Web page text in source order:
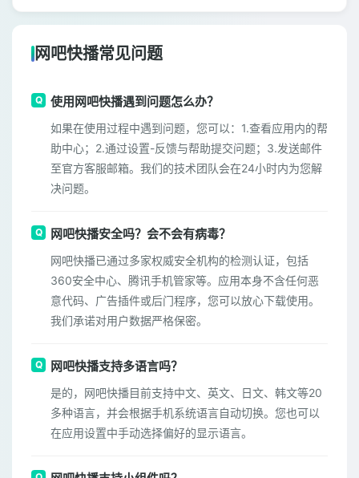
网吧快播常见问题
使用网吧快播遇到问题怎么办？
如果在使用过程中遇到问题，您可以：1.查看应用内的帮
助中心；2.通过设置-反馈与帮助提交问题；3.发送邮件
至官方客服邮箱。我们的技术团队会在24小时内为您解
决问题。
网吧快播安全吗？会不会有病毒？
网吧快播已通过多家权威安全机构的检测认证，包括
360安全中心、腾讯手机管家等。应用本身不含任何恶
意代码、广告插件或后门程序，您可以放心下载使用。
我们承诺对用户数据严格保密。
网吧快播支持多语言吗？
是的，网吧快播目前支持中文、英文、日文、韩文等20
多种语言，并会根据手机系统语言自动切换。您也可以
在应用设置中手动选择偏好的显示语言。